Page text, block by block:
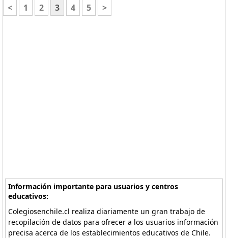
< 1 2 3 4 5 >
Información importante para usuarios y centros
educativos:
Colegiosenchile.cl realiza diariamente un gran trabajo de
recopilación de datos para ofrecer a los usuarios información
precisa acerca de los establecimientos educativos de Chile.